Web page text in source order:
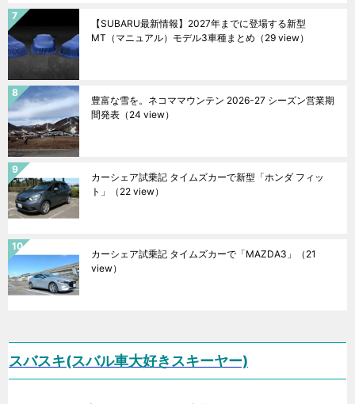
【SUBARU最新情報】2027年までに登場する新型
MT（マニュアル）モデル3車種まとめ （29 view）
豊富な雪を。ネコママウンテン 2026-27 シーズン営業期
間発表 （24 view）
カーシェア試乗記 タイムズカーで新型「ホンダ フィッ
ト」
（22 view）
カーシェア試乗記 タイムズカーで「MAZDA3」
（21
view）
スバスキ(スバル車大好きスキーヤー)